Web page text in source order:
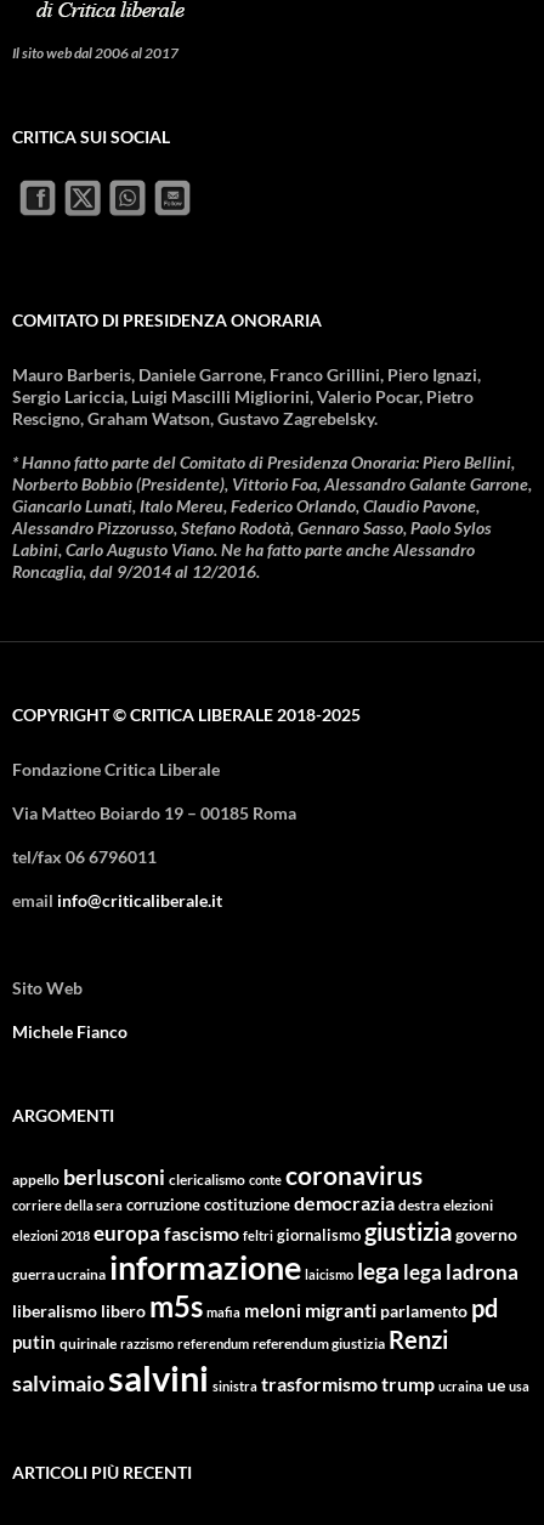
Il sito web dal 2006 al 2017
CRITICA SUI SOCIAL
COMITATO DI PRESIDENZA ONORARIA
Mauro Barberis, Daniele Garrone, Franco Grillini, Piero Ignazi,
Sergio Lariccia, Luigi Mascilli Migliorini, Valerio Pocar, Pietro
Rescigno, Graham Watson, Gustavo Zagrebelsky.
* Hanno fatto parte del Comitato di Presidenza Onoraria: Piero Bellini,
Norberto Bobbio (Presidente), Vittorio Foa, Alessandro Galante Garrone,
Giancarlo Lunati, Italo Mereu, Federico Orlando, Claudio Pavone,
Alessandro Pizzorusso, Stefano Rodotà, Gennaro Sasso, Paolo Sylos
Labini, Carlo Augusto Viano. Ne ha fatto parte anche Alessandro
Roncaglia, dal 9/2014 al 12/2016.
COPYRIGHT © CRITICA LIBERALE 2018-2025
Fondazione Critica Liberale
Via Matteo Boiardo 19 – 00185 Roma
tel/fax 06 6796011
email info@criticaliberale.it
Sito Web
Michele Fianco
ARGOMENTI
appello berlusconi clericalismo conte coronavirus
corriere della sera corruzionecostituzionedemocrazia destra elezioni
elezioni 2018 europa fascismo feltri giornalismogiustiziagoverno
guerra ucraina informazione laicismo lega lega ladrona
liberalismo libero m5s mafia meloni migranti parlamento pd
putin quirinale razzismo referendum referendum giustizia Renzi
salvimaiosalvini sinistra trasformismotrump ucraina ue usa
ARTICOLI PIÙ RECENTI